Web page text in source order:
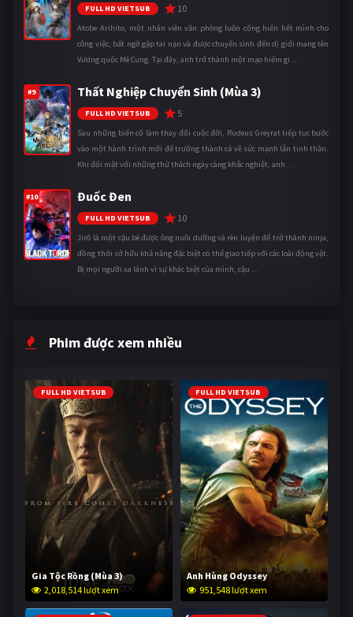
FULL HD VIETSUB 10
Atobe Arihito, một nhân viên văn phòng luôn cống hiến hết mình cho
công việc, bất ngờ gặp tai nạn và được chuyển sinh đến dị giới mang tên
Vương quốc Mê Cung. Tại đây, anh trở thành một mạo hiểm gi ...
#9 Thất Nghiệp Chuyển Sinh (Mùa 3)
FULL HD VIETSUB 5
Sau những biến cố làm thay đổi cuộc đời, Rudeus Greyrat tiếp tục bước
vào một hành trình mới để trưởng thành cả về sức mạnh lẫn tinh thần.
Khi đối mặt với những thử thách ngày càng khắc nghiệt, anh ...
#10 Đuốc Đen
FULL HD VIETSUB 10
Jirô là một cậu bé được ông nuôi dưỡng và rèn luyện để trở thành ninja,
đồng thời sở hữu khả năng đặc biệt có thể giao tiếp với các loài động vật.
Bị mọi người xa lánh vì sự khác biệt của mình, cậu ...
Phim được xem nhiều
FULL HD VIETSUB
Gia Tộc Rồng (Mùa 3)
2,018,514 lượt xem
FULL HD VIETSUB
Anh Hùng Odyssey
951,548 lượt xem